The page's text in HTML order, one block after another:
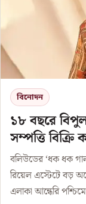
বিনোদন
১৮ বছরে
সম্পত্তি বিক্রি
বলিউডের ‘ধক ধক
রিয়েল এস্টেটে বড়
এলাকা আন্ধেরি